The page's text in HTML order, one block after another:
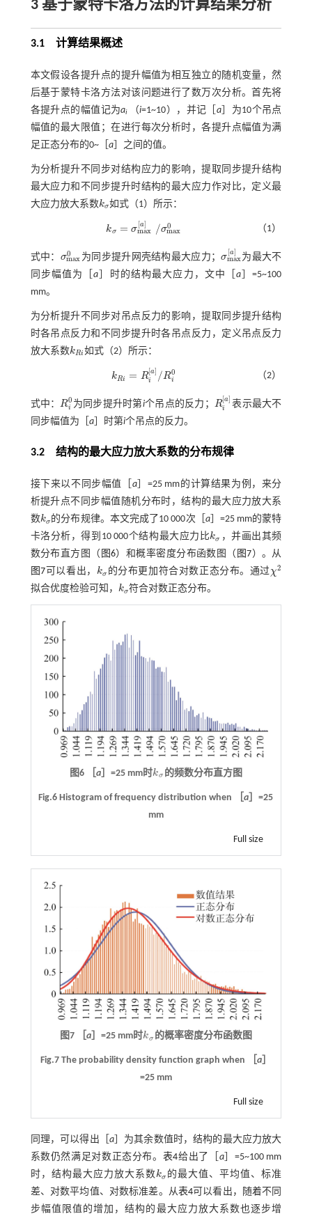
3 基于蒙特卡洛方法的计算结果分析
3.1计算结果概述
本文假设各提升点的提升幅值为相互独立的随机变量，然
后基于蒙特卡洛方法对该问题进行了数万次分析。首先将
各提升点的幅值记为ai （i=1~10），并记［ a］为10个吊点
幅值的最大限值；在进行每次分析时，各提升点幅值为满
足正态分布的0~［ a］之间的值。
为分析提升不同步对结构应力的影响，提取同步提升结构
最大应力和不同步提升时结构的最大应力作对比，定义最
大应力放大系数kσ
kσ如式（1） 所示：
kσ = σ
[a]
max /σ0
max
kσ= σmax[a] /σmax0 （1）
式中： σ0
max
σmax 0
为同步提升网壳结构最大应力；σ
[a]
max
σmax[a]
为最大不
同步幅值为［a ］时的结构最大应力，文中［a ］=5~100
mm。
为分析提升不同步对吊点反力的影响，提取同步提升结构
时各吊点反力和不同步提升时各吊点反力，定义吊点反力
放大系数kRi
kRi 如式（2） 所示：
kRi = R
[a]
i /R0
i
kRi= Ri[ a]/Ri 0 （2）
式中：R0
i
Ri0 为同步提升时第i个吊点的反力； R
[a]
i
Ri[ a]表示最大不
同步幅值为［ a］时第i个吊点的反力。
3.2结构的最大应力放大系数的分布规律
接下来以不同步幅值［ a］=25 mm的计算结果为例，来分
析提升点不同步幅值随机分布时，结构的最大应力放大系
数kσ
kσ 的分布规律。本文完成了10 000次［ a］=25 mm的蒙特
卡洛分析，得到10 000个结构最大应力比kσ
kσ ，并画出其频
数分布直方图（ 图6）和概率密度分布函数图（ 图7）。从
图7 可以看出， kσ
kσ 的分布更加符合对数正态分布。通过χ2
χ2
拟合优度检验可知， kσ
kσ符合对数正态分布。
图6 ［a ］=25 mm时kσ
kσ 的频数分布直方图
Fig.6 Histogram of frequency distribution when ［a ］=25
mm
Full size
图7 ［a］=25 mm时kσ
kσ 的概率密度分布函数图
Fig.7 The probability density function graph when ［a］
=25 mm
Full size
同理，可以得出［ a］为其余数值时，结构的最大应力放大
系数仍然满足对数正态分布。 表4给出了［ a］=5~100 mm
时，结构最大应力放大系数kσ
kσ 的最大值、平均值、标准
差、对数平均值、对数标准差。从表4可以看出，随着不同
步幅值限值的增加，结构的最大应力放大系数也逐步增